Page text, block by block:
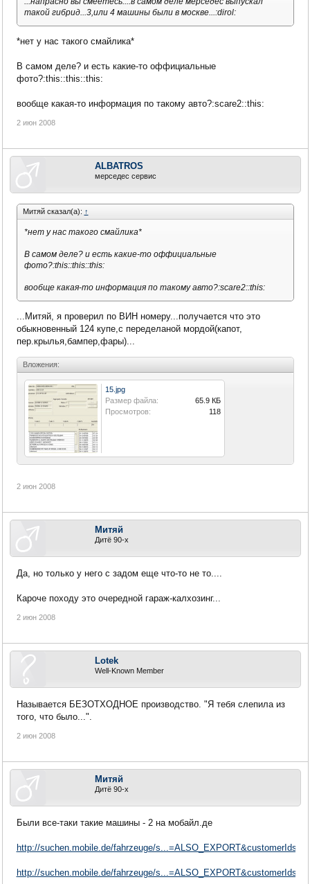
такой гибрид...3,или 4 машины были в москве...:dirol:
*нет у нас такого смайлика*
В самом деле? и есть какие-то оффициальные
фото?:this::this::this:
вообще какая-то информация по такому авто?:scare2::this:
2 июн 2008
ALBATROS
мерседес сервис
Митяй сказал(а): ↑
*нет у нас такого смайлика*
В самом деле? и есть какие-то оффициальные
фото?:this::this::this:
вообще какая-то информация по такому авто?:scare2::this:
...Митяй, я проверил по ВИН номеру...получается что это
обыкновенный 124 купе,с переделаной мордой(капот,
пер.крылья,бампер,фары)...
Вложения:
15.jpg
Размер файла:
65.9 КБ
Просмотров:
118
2 июн 2008
Митяй
Дитё 90-х
Да, но только у него с задом еще что-то не то....
Кароче походу это очередной гараж-калхозинг...
2 июн 2008
Lotek
Well-Known Member
Называется БЕЗОТХОДНОЕ производство. "Я тебя слепила из
того, что было...".
2 июн 2008
Митяй
Дитё 90-х
Были все-таки такие машины - 2 на мобайл.де
http://suchen.mobile.de/fahrzeuge/
http://suchen.mobile.de/fahrzeuge/